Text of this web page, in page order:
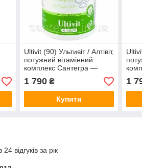
Ultivit (90) Ультивіт / Алтівіт,
потужний вітамінний
комплекс Сантегра —
1 790₴
Купити
1
відгуків за рік